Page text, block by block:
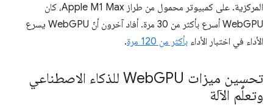
المركزية. على كمبيوتر محمول من طراز Apple M1 Max، كان
WebGPU أسرع بأكثر من 30 مرة. أفاد آخرون أنّ WebGPU يسرع
الأداء في اختبار الأداء بأكثر من 120 مرة .
تحسين ميزات Web
GPU للذكاء الاصطناعي
وتعلُّم الآلة